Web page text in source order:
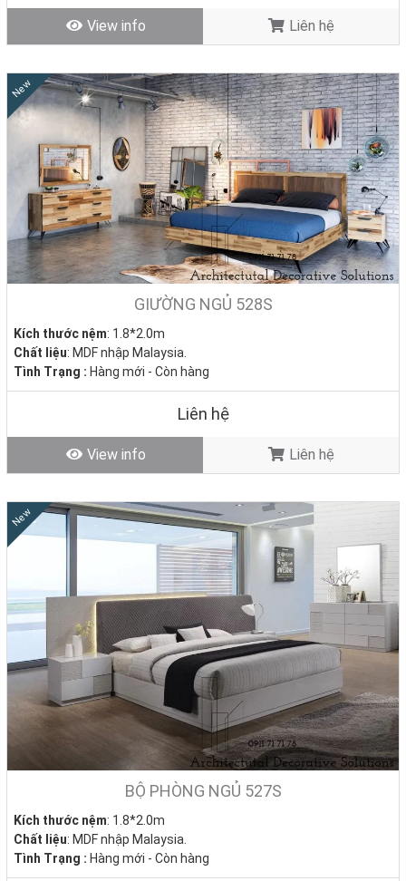
View info Liên hệ
New
GIƯỜNG NGỦ 528S
Kích thước nệm: 1.8*2.0m
Chất liệu: MDF nhập Malaysia.
Tình Trạng : Hàng mới - Còn hàng
Liên hệ
View info Liên hệ
New
BỘ PHÒNG NGỦ 527S
Kích thước nệm: 1.8*2.0m
Chất liệu: MDF nhập Malaysia.
Tình Trạng : Hàng mới - Còn hàng